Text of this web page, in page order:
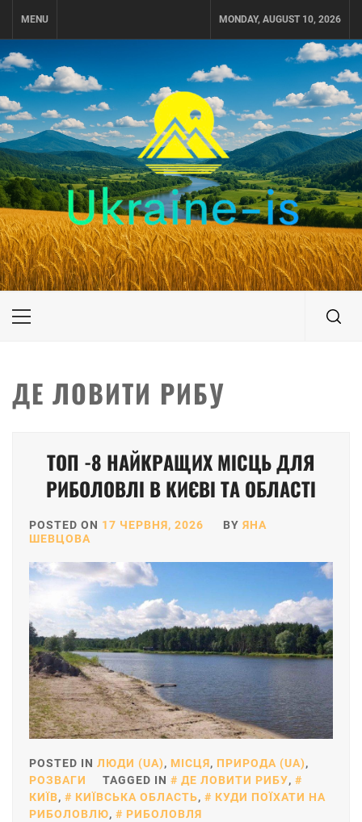
MENU MONDAY, AUGUST 10, 2026
UKRAINE-IS
ПОДОРОЖI ПО УКРАЇНІ
Primary
ДЕ ЛОВИТИ РИБУ
ТОП -8 НАЙКРАЩИХ МІСЦЬ ДЛЯ
РИБОЛОВЛІ В КИЄВІ ТА ОБЛАСТІ
POSTED ON 17 ЧЕРВНЯ, 2026 BY ЯНА
ШЕВЦОВА
POSTED IN ЛЮДИ (UA), МІСЦЯ, ПРИРОДА (UA),
РОЗВАГИ
TAGGED IN ДЕ ЛОВИТИ РИБУ,
КИЇВ, КИЇВСЬКА ОБЛАСТЬ,
КУДИ ПОЇХАТИ НА
РИБОЛОВЛЮ, РИБОЛОВЛЯ